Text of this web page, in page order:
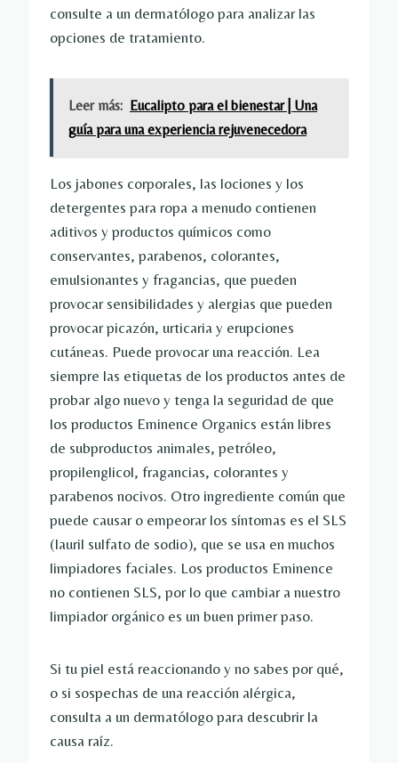
consulte a un dermatólogo para analizar las
opciones de tratamiento.
Leer más: Eucalipto para el bienestar | Una
guía para una experiencia rejuvenecedora
Los jabones corporales, las lociones y los
detergentes para ropa a menudo contienen
aditivos y productos químicos como
conservantes, parabenos, colorantes,
emulsionantes y fragancias, que pueden
provocar sensibilidades y alergias que pueden
provocar picazón, urticaria y erupciones
cutáneas. Puede provocar una reacción. Lea
siempre las etiquetas de los productos antes de
probar algo nuevo y tenga la seguridad de que
los productos Eminence Organics están libres
de subproductos animales, petróleo,
propilenglicol, fragancias, colorantes y
parabenos nocivos. Otro ingrediente común que
puede causar o empeorar los síntomas es el SLS
(lauril sulfato de sodio), que se usa en muchos
limpiadores faciales. Los productos Eminence
no contienen SLS, por lo que cambiar a nuestro
limpiador orgánico es un buen primer paso.
Si tu piel está reaccionando y no sabes por qué,
o si sospechas de una reacción alérgica,
consulta a un dermatólogo para descubrir la
causa raíz.